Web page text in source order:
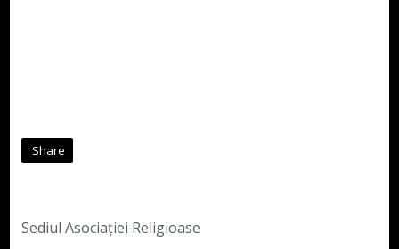
Share
Sediul Asociației Religioase